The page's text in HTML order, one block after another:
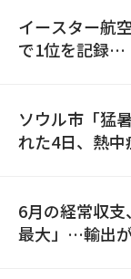
イースター航
で1位を記録…
ソウル市「猛
れた4日、熱
6月の経常収
最大」…輸出